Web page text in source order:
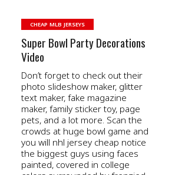
CHEAP MLB JERSEYS
Super Bowl Party Decorations
Video
Don’t forget to check out their
photo slideshow maker, glitter
text maker, fake magazine
maker, family sticker toy, page
pets, and a lot more. Scan the
crowds at huge bowl game and
you will nhl jersey cheap notice
the biggest guys using faces
painted, covered in college